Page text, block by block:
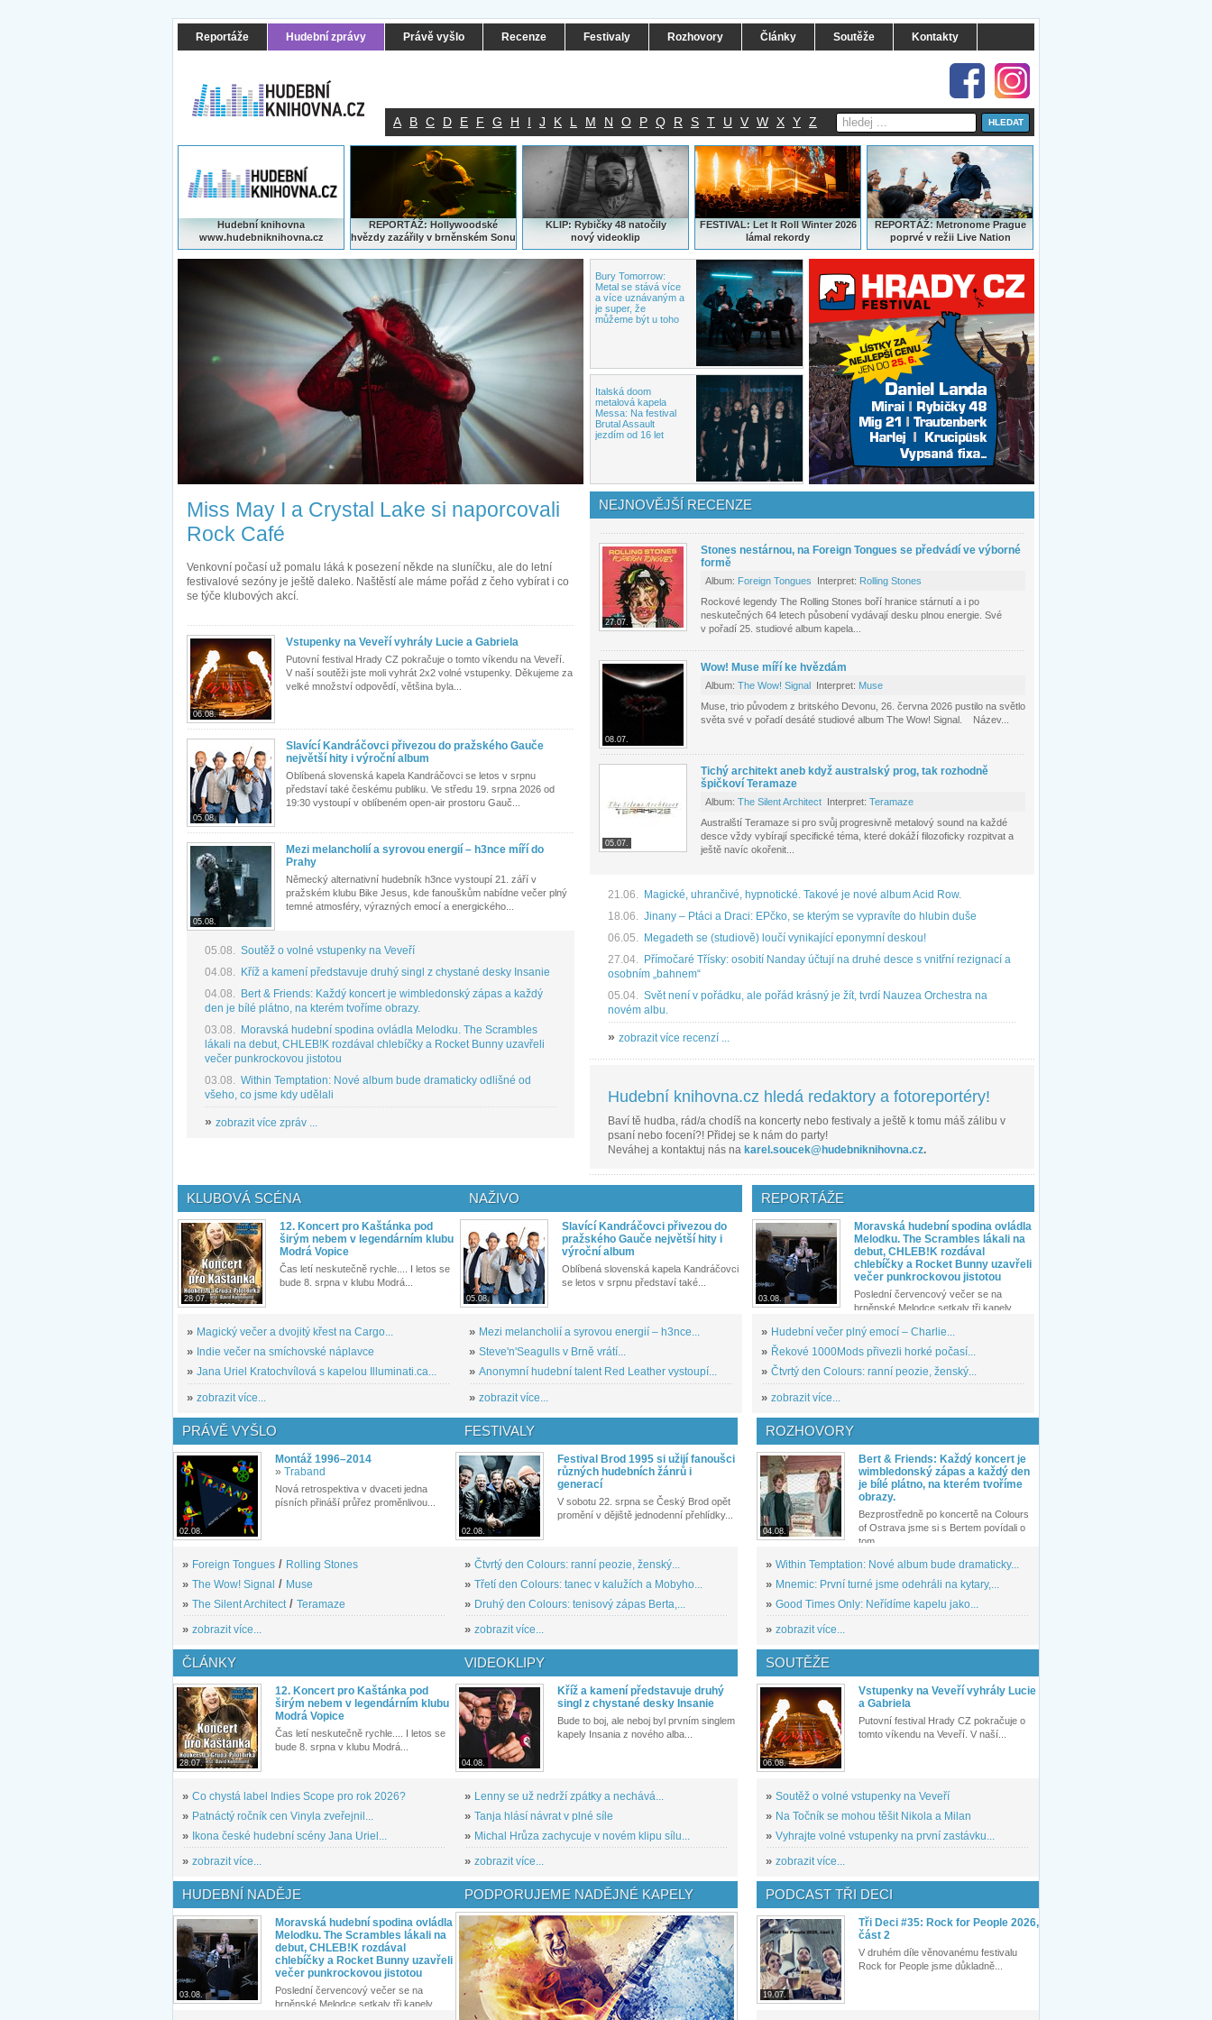
Reportáže Hudební zprávy Právě vyšlo Recenze Festivaly Rozhovory Články Soutěže Kontakty
A B C D E F G H I J K L M N O P Q R S T U V W X Y Z
Hudební knihovna
www.hudebniknihovna.cz
REPORTÁŽ: Hollywoodské
hvězdy zazářily v brněnském Sonu
KLIP: Rybičky 48 natočily
nový videoklip
FESTIVAL: Let It Roll Winter 2026
lámal rekordy
REPORTÁŽ:Metronome Prague
poprvé v režii Live Nation
Miss May I a Crystal Lake si naporcovali
Rock Café
Venkovní počasí už pomalu láká k posezení někde na sluníčku, ale do letní
festivalové sezóny je ještě daleko. Naštěstí ale máme pořád z čeho vybírat i co
se týče klubových akcí.
06.08.
Vstupenky na Veveří vyhrály Lucie a Gabriela
Putovní festival Hrady CZ pokračuje o tomto víkendu na Veveří.
V naší soutěži jste moli vyhrát 2x2 volné vstupenky. Děkujeme za
velké množství odpovědí, většina byla...
05.08.
Slavící Kandráčovci přivezou do pražského Gauče
největší hity i výroční album
Oblíbená slovenská kapela Kandráčovci se letos v srpnu
představí také českému publiku. Ve středu 19. srpna 2026 od
19:30 vystoupí v oblíbeném open-air prostoru Gauč...
05.08.
Mezi melancholií a syrovou energií – h3nce míří do
Prahy
Německý alternativní hudebník h3nce vystoupí 21. září v
pražském klubu Bike Jesus, kde fanouškům nabídne večer plný
temné atmosféry, výrazných emocí a energického...
05.08. Soutěž o volné vstupenky na Veveří
04.08. Kříž a kamení představuje druhý singl z chystané desky Insanie
04.08. Bert & Friends: Každý koncert je wimbledonský zápas a každý
den je bílé plátno, na kterém tvoříme obrazy.
03.08. Moravská hudební spodina ovládla Melodku. The Scrambles
lákali na debut, CHLEB!K rozdával chlebíčky a Rocket Bunny uzavřeli
večer punkrockovou jistotou
03.08. Within Temptation: Nové album bude dramaticky odlišné od
všeho, co jsme kdy udělali
» zobrazit více zpráv ...
Bury Tomorrow:
Metal se stává více
a více uznávaným a
je super, že
můžeme být u toho
Italská doom
metalová kapela
Messa: Na festival
Brutal Assault
jezdím od 16 let
NEJNOVĚJŠÍ RECENZE
27.07.
Stones nestárnou, na Foreign Tongues se předvádí ve výborné
formě
Album: Foreign Tongues Interpret: Rolling Stones
Rockové legendy The Rolling Stones boří hranice stárnutí a i po
neskutečných 64 letech působení vydávají desku plnou energie. Své
v pořadí 25. studiové album kapela...
08.07.
Wow! Muse míří ke hvězdám
Album: The Wow! Signal Interpret: Muse
Muse, trio původem z britského Devonu, 26. června 2026 pustilo na světlo
světa své v pořadí desáté studiové album The Wow! Signal. Název...
05.07.
Tichý architekt aneb když australský prog, tak rozhodně
špičkoví Teramaze
Album: The Silent Architect Interpret: Teramaze
Australští Teramaze si pro svůj progresivně metalový sound na každé
desce vždy vybírají specifické téma, které dokáží filozoficky rozpitvat a
ještě navíc okořenit...
21.06. Magické, uhrančivé, hypnotické. Takové je nové album Acid Row.
18.06. Jinany – Ptáci a Draci: EPčko, se kterým se vypravíte do hlubin duše
06.05. Megadeth se (studiově) loučí vynikající eponymní deskou!
27.04. Přímočaré Třísky: osobití Nanday účtují na druhé desce s vnitřní rezignací a
osobním „bahnem“
05.04. Svět není v pořádku, ale pořád krásný je žít, tvrdí Nauzea Orchestra na
novém albu.
» zobrazit více recenzí ...
Hudební knihovna.cz hledá redaktory a fotoreportéry!
Baví tě hudba, rád/a chodíš na koncerty nebo festivaly a ještě k tomu máš zálibu v
psaní nebo focení?! Přidej se k nám do party!
Neváhej a kontaktuj nás na karel.soucek@hudebniknihovna.cz.
KLUBOVÁ SCÉNA
28.07.
12. Koncert pro Kaštánka pod
širým nebem v legendárním klubu
Modrá Vopice
Čas letí neskutečně rychle.... I letos se
bude 8. srpna v klubu Modrá...
» Magický večer a dvojitý křest na Cargo...
» Indie večer na smíchovské náplavce
» Jana Uriel Kratochvílová s kapelou Illuminati.ca...
» zobrazit více...
NAŽIVO
05.08.
Slavící Kandráčovci přivezou do
pražského Gauče největší hity i
výroční album
Oblíbená slovenská kapela Kandráčovci
se letos v srpnu představí také...
» Mezi melancholií a syrovou energií – h3nce...
» Steve'n'Seagulls v Brně vrátí...
» Anonymní hudební talent Red Leather vystoupí...
» zobrazit více...
REPORTÁŽE
03.08.
Moravská hudební spodina ovládla
Melodku. The Scrambles lákali na
debut, CHLEB!K rozdával
chlebíčky a Rocket Bunny uzavřeli
večer punkrockovou jistotou
Poslední červencový večer se na
brněnské Melodce setkaly tři kapely...
» Hudební večer plný emocí – Charlie...
» Řekové 1000Mods přivezli horké počasí...
» Čtvrtý den Colours: ranní peozie, ženský...
» zobrazit více...
PRÁVĚ VYŠLO
02.08.
Montáž 1996–2014
» Traband
Nová retrospektiva v dvaceti jedna
písních přináší průřez proměnlivou...
» Foreign Tongues / Rolling Stones
» The Wow! Signal / Muse
» The Silent Architect / Teramaze
» zobrazit více...
FESTIVALY
02.08.
Festival Brod 1995 si užijí fanoušci
různých hudebních žánrů i
generací
V sobotu 22. srpna se Český Brod opět
promění v dějiště jednodenní přehlídky...
» Čtvrtý den Colours: ranní peozie, ženský...
» Třetí den Colours: tanec v kalužích a Mobyho...
» Druhý den Colours: tenisový zápas Berta,...
» zobrazit více...
ROZHOVORY
04.08.
Bert & Friends: Každý koncert je
wimbledonský zápas a každý den
je bílé plátno, na kterém tvoříme
obrazy.
Bezprostředně po koncertě na Colours
of Ostrava jsme si s Bertem povídali o
tom,...
» Within Temptation: Nové album bude dramaticky...
» Mnemic: První turné jsme odehráli na kytary,...
» Good Times Only: Neřídíme kapelu jako...
» zobrazit více...
ČLÁNKY
28.07.
12. Koncert pro Kaštánka pod
širým nebem v legendárním klubu
Modrá Vopice
Čas letí neskutečně rychle.... I letos se
bude 8. srpna v klubu Modrá...
» Co chystá label Indies Scope pro rok 2026?
» Patnáctý ročník cen Vinyla zveřejnil...
»
Ikona české hudební scény Jana Uriel...
» zobrazit více...
VIDEOKLIPY
04.08.
Kříž a kamení představuje druhý
singl z chystané desky Insanie
Bude to boj, ale neboj byl prvním singlem
kapely Insania z nového alba...
» Lenny se už nedrží zpátky a nechává...
» Tanja hlásí návrat v plné síle
» Michal Hrůza zachycuje v novém klipu sílu...
» zobrazit více...
SOUTĚŽE
06.08.
Vstupenky na Veveří vyhrály Lucie
a Gabriela
Putovní festival Hrady CZ pokračuje o
tomto víkendu na Veveří. V naší...
» Soutěž o volné vstupenky na Veveří
» Na Točník se mohou těšit Nikola a Milan
» Vyhrajte volné vstupenky na první zastávku...
» zobrazit více...
HUDEBNÍ NADĚJE
03.08.
Moravská hudební spodina ovládla
Melodku. The Scrambles lákali na
debut, CHLEB!K rozdával
chlebíčky a Rocket Bunny uzavřeli
večer punkrockovou jistotou
Poslední červencový večer se na
brněnské Melodce setkaly tři kapely...
PODPORUJEME NADĚJNÉ KAPELY PODCAST TŘI DECI
19.07.
Tři Deci #35: Rock for People 2026,
část 2
V druhém díle věnovanému festivalu
Rock for People jsme důkladně...